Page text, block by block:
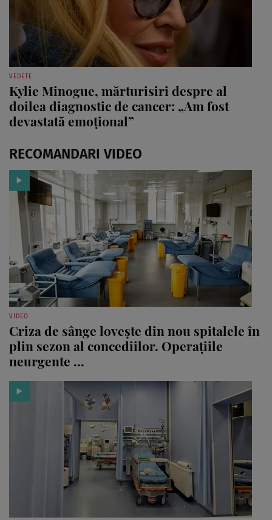
VEDETE
Kylie Minogue, mărturisiri despre al
doilea diagnostic de cancer: „Am fost
devastată emoțional”
RECOMANDARI VIDEO
VIDEO
Criza de sânge lovește din nou spitalele în
plin sezon al concediilor. Operațiile
neurgente ...